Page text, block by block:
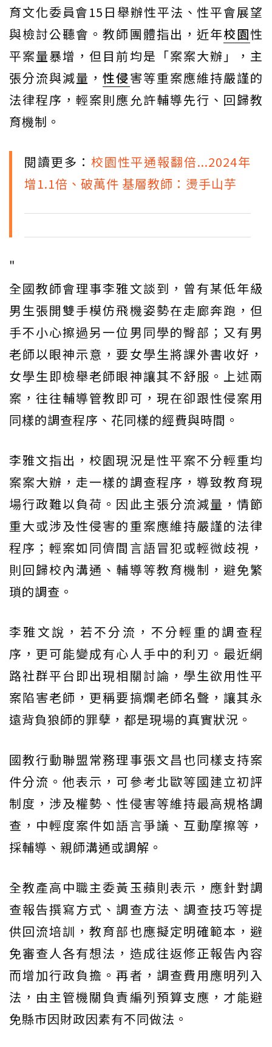
育文化委員會15日舉辦性平法、性平會展望
與檢討公聽會。教師團體指出，近年校園性
平案量暴增，但目前均是「案案大辦」，主
張分流與減量，性侵害等重案應維持嚴謹的
法律程序，輕案則應允許輔導先行、回歸教
育機制。
閱讀更多： 校園性平通報翻倍...2024年
增1.1倍、破萬件 基層教師：燙手山芋
"
全國教師會理事李雅文談到，曾有某低年級
男生張開雙手模仿飛機姿勢在走廊奔跑，但
手不小心擦過另一位男同學的臀部；又有男
老師以眼神示意，要女學生將課外書收好，
女學生即檢舉老師眼神讓其不舒服。上述兩
案，往往輔導管教即可，現在卻跟性侵案用
同樣的調查程序、花同樣的經費與時間。
李雅文指出，校園現況是性平案不分輕重均
案案大辦，走一樣的調查程序，導致教育現
場行政難以負荷。因此主張分流減量，情節
重大或涉及性侵害的重案應維持嚴謹的法律
程序；輕案如同儕間言語冒犯或輕微歧視，
則回歸校內溝通、輔導等教育機制，避免繁
瑣的調查。
李雅文說，若不分流，不分輕重的調查程
序，更可能變成有心人手中的利刃。最近網
路社群平台即出現相關討論，學生欲用性平
案陷害老師，更稱要搞爛老師名聲，讓其永
遠背負狼師的罪孽，都是現場的真實狀況。
國教行動聯盟常務理事張文昌也同樣支持案
件分流。他表示，可參考北歐等國建立初評
制度，涉及權勢、性侵害等維持最高規格調
查，中輕度案件如語言爭議、互動摩擦等，
採輔導、親師溝通或調解。
全教產高中職主委黃玉蘋則表示，應針對調
查報告撰寫方式、調查方法、調查技巧等提
供回流培訓，教育部也應擬定明確範本，避
免審查人各有想法，造成往返修正報告內容
而增加行政負擔。再者，調查費用應明列入
法，由主管機關負責編列預算支應，才能避
免縣市因財政因素有不同做法。